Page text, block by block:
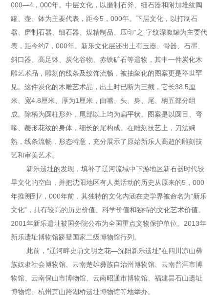
000—4，000年。中层文化，以磨制石斧、细石器和附加堆纹陶
罐、壶、钵为主要代表，距今5，000年。下层文化，以打制石
器、磨制石器、细石器、煤精制品、压印“之”字纹深腹罐为主要代
表，距今约7，000年。新乐文化层还出土有玉器、骨器、石墨、
斜口器、高足钵、炭化谷物、赤铁矿石等遗物，其中一件炭化木
雕艺术品，雕刻的线条及纹饰流畅，被抽象化的图案更是举世罕
见。这件炭化的木雕艺术品，出土时已断为三截，它长38.5厘
米、宽4.8厘米、厚为1厘米，由嘴、头、身、尾、柄五部分组
成。除柄为圆柱形外，尾部以上均为扁平状。图案是以圆目、弯
喙、菱形花纹的身体，细长的尾构成。在雕刻技艺上，刀法娴
熟，线条流畅，形态特意，充分展示了原始新乐人高超的雕刻技
艺和审美艺术。
新乐遗址的发现，填补了辽河流域中下游地区新石器时代较
早文化的空白，并把沈阳地区有人类活动的历史从原来的5，000
年推溯到7，000年前，其独特的文化内涵在史学界被命名为“新乐
文化”，具有较高的历史价值、科学价值和独特的文化艺术价值。
2001年新乐遗址被国务院公布为全国重点文物保护单位。2013年
新乐遗址博物馆跻登国家二级博物馆行列。
此前，“辽河畔史前文明之花—沈阳新乐遗址”在四川凉山彝
族奴隶社会博物馆、云南楚雄彝族自治州博物馆、云南普洱市博
物馆、云南保山市博物馆、云南昭通市博物馆、福建昙石山遗址
博物馆、杭州萧山跨湖桥遗址博物馆等地举办。